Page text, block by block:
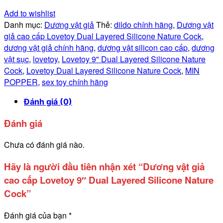
Add to wishlist
Danh mục: Dương vật giảThẻ: dildo chính hãng, Dương vật
giả cao cấp Lovetoy Dual Layered Silicone Nature Cock,
dương vật giả chính hãng, dương vật silicon cao cấp, dương
vật sục, lovetoy, Lovetoy 9" Dual Layered Silicone Nature
Cock, Lovetoy Dual Layered Silicone Nature Cock, MIN
POPPER, sex toy chính hãng
Đánh giá (0)
Đánh giá
Chưa có đánh giá nào.
Hãy là người đầu tiên nhận xét “Dương vật giả
cao cấp Lovetoy 9″ Dual Layered Silicone Nature
Cock”
Đánh giá của bạn *